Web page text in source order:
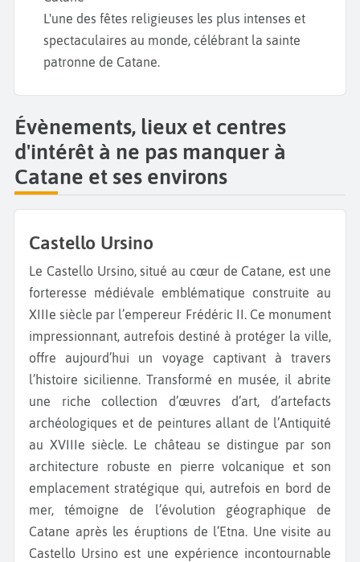
L'une des fêtes religieuses les plus intenses et
spectaculaires au monde, célébrant la sainte
patronne de Catane.
Évènements, lieux et centres
d'intérêt à ne pas manquer à
Catane et ses environs
Castello Ursino
Le Castello Ursino, situé au cœur de Catane, est une
forteresse médiévale emblématique construite au
XIIIe siècle par l’empereur Frédéric II. Ce monument
impressionnant, autrefois destiné à protéger la ville,
offre aujourd’hui un voyage captivant à travers
l’histoire sicilienne. Transformé en musée, il abrite
une riche collection d’œuvres d’art, d’artefacts
archéologiques et de peintures allant de l’Antiquité
au XVIIIe siècle. Le château se distingue par son
architecture robuste en pierre volcanique et son
emplacement stratégique qui, autrefois en bord de
mer, témoigne de l’évolution géographique de
Catane après les éruptions de l’Etna. Une visite au
Castello Ursino est une expérience incontournable